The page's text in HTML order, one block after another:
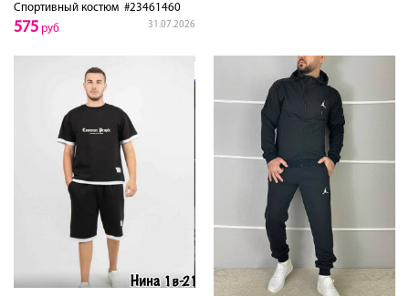
Спортивный костюм #23461460
31.07.2026
575 руб